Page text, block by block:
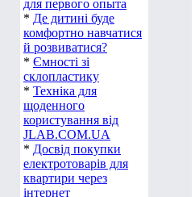
для первого опыта
* Де дитині буде
комфортно навчатися
й розвиватися?
* Ємності зі
склопластику
* Техніка для
щоденного
користування від
JLAB.COM.UA
* Досвід покупки
електротоварів для
квартири через
інтернет